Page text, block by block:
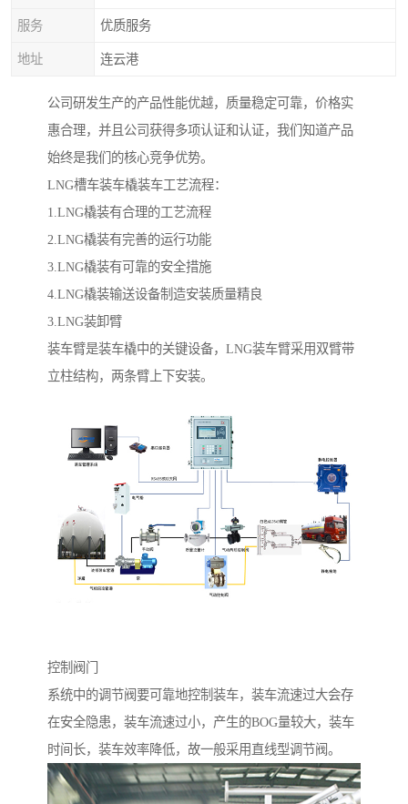
服务 优质服务
地址 连云港
公司研发生产的产品性能优越，质量稳定可靠，价格实
惠合理，并且公司获得多项认证和认证，我们知道产品
始终是我们的核心竞争优势。
LNG槽车装车橇装车工艺流程：
1.LNG橇装有合理的工艺流程
2.LNG橇装有完善的运行功能
3.LNG橇装有可靠的安全措施
4.LNG橇装输送设备制造安装质量精良
3.LNG装卸臂
装车臂是装车橇中的关键设备，LNG装车臂采用双臂带
立柱结构，两条臂上下安装。
控制阀门
系统中的调节阀要可靠地控制装车，装车流速过大会存
在安全隐患，装车流速过小，产生的BOG量较大，装车
时间长，装车效率降低，故一般采用直线型调节阀。